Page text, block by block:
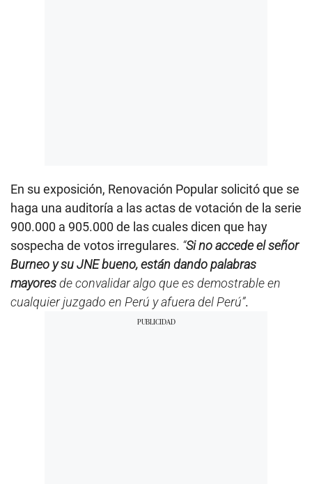
En su exposición, Renovación Popular solicitó que se
haga una auditoría a las actas de votación de la serie
900.000 a 905.000 de las cuales dicen que hay
sospecha de votos irregulares. “Si no accede el señor
Burneo y su JNE bueno, están dando palabras
mayoresde convalidar algo que es demostrable en
cualquier juzgado en Perú y afuera del Perú”.